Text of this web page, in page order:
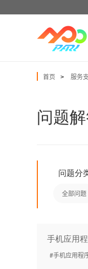
首页 > 服务
问题
问题分
全部问题
手机应用
手机应用程